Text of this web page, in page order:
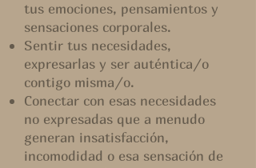
tus emociones, pensamientos y
sensaciones corporales.
Sentir tus necesidades,
expresarlas y ser auténtica/o
contigo misma/o.
Conectar con esas necesidades
no expresadas que a menudo
generan insatisfacción,
incomodidad o esa sensación de